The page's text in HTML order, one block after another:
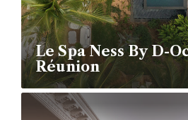
Le Spa Ness By D-
Réunion